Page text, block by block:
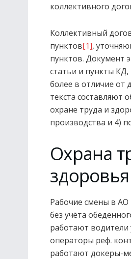
коллективного
Коллективный
пунктов[1],
пунктов. Документ
статьи и пункты
более в отличие от
текста составляют
охране труда и
производства и 4)
Охрана
здоровья
Рабочие смены в АО
без учёта
работают
операторы реф.
работают докеры-